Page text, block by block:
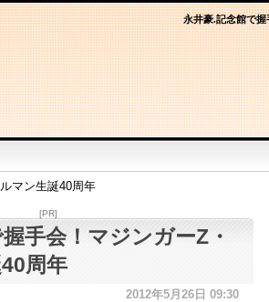
永井豪.記念館で
マン生誕40周年
[PR]
手会！マジンガーZ・
周年
2012年5月26日 09:30